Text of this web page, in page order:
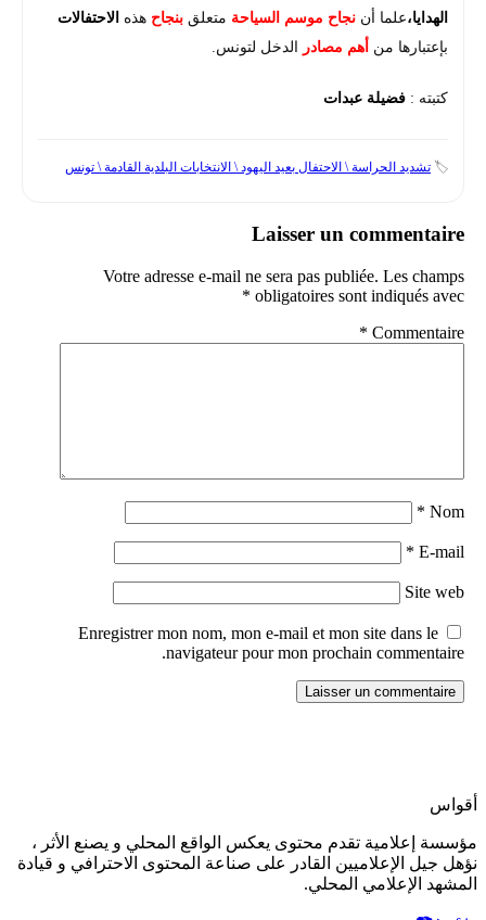
الهدايا،علما أن نجاح موسم السياحة متعلق بنجاح هذه الاحتفالات
بإعتبارها من أهم مصادر الدخل لتونس.
كتبته : فضيلة عبدات
🏷️ تشديد الحراسة \ الاحتفال بعيد اليهود \ الانتخابات البلدية القادمة \ تونس
Laisser un commentaire
Votre adresse e-mail ne sera pas publiée. Les champs
obligatoires sont indiqués avec
*
Commentaire
*
Nom
*
E-mail
*
Site web
Enregistrer mon nom, mon e-mail et mon site dans le
navigateur pour mon prochain commentaire.
أقواس
مؤسسة إعلامية تقدم محتوى يعكس الواقع المحلي و يصنع الأثر ،
نؤهل جيل الإعلاميين القادر على صناعة المحتوى الاحترافي و قيادة
المشهد الإعلامي المحلي.